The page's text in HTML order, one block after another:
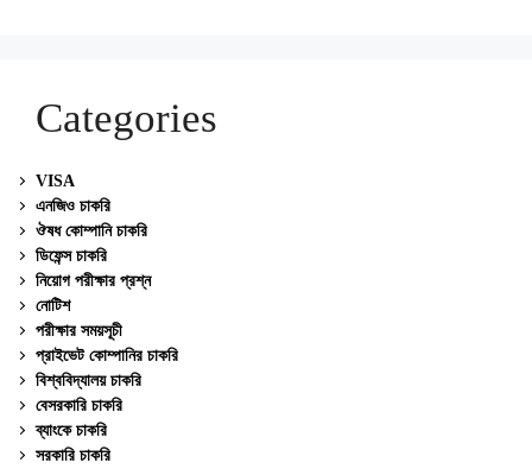
Categories
VISA
এনজিও চাকরি
ঔষধ কোম্পানি চাকরি
ডিফেন্স চাকরি
নিয়োগ পরীক্ষার প্রশ্ন
নোটিশ
পরীক্ষার সময়সূচী
প্রাইভেট কোম্পানির চাকরি
বিশ্ববিদ্যালয় চাকরি
বেসরকারি চাকরি
ব্যাংকে চাকরি
সরকারি চাকরি